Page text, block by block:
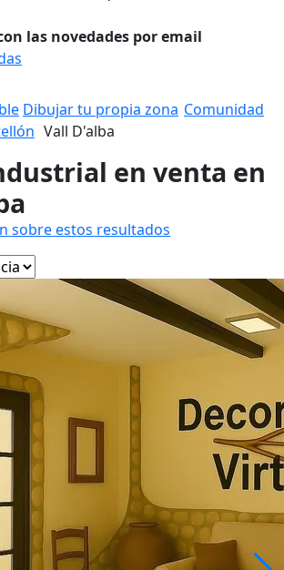
las novedades por email
Dibujar tu propia zona Comunidad
Vall D'alba
en venta en
sobre estos resultados